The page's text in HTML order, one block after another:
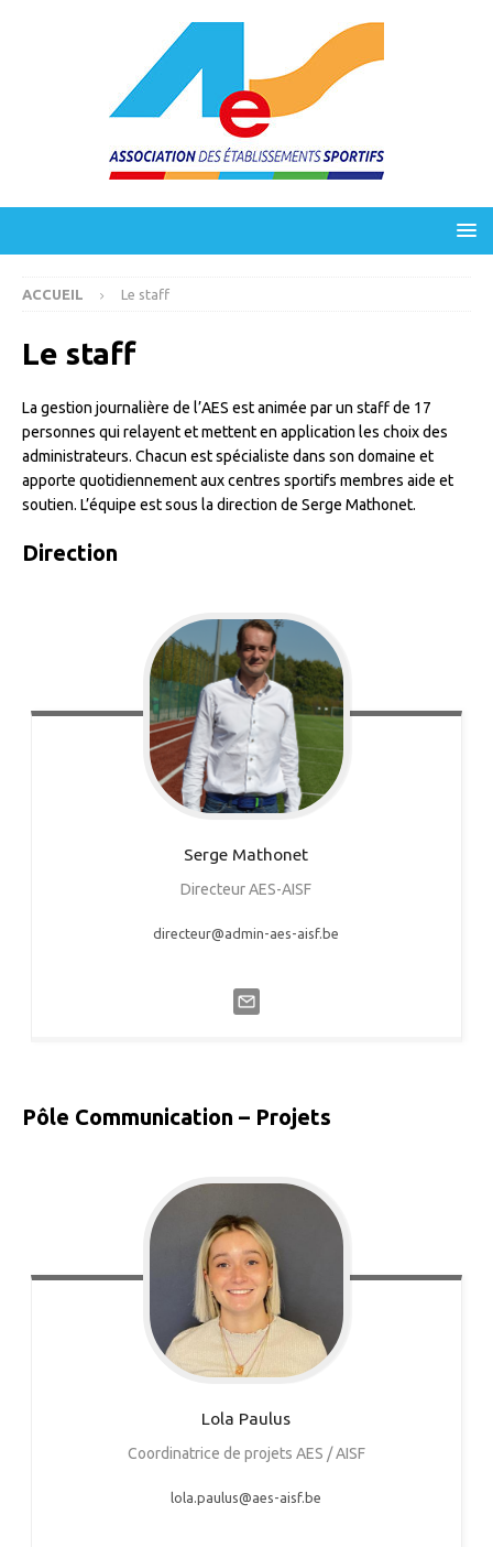
ACCUEIL Le staff
Le staff
La gestion journalière de l’AES est animée par un staff de 17
personnes qui relayent et mettent en application les choix des
administrateurs. Chacun est spécialiste dans son domaine et
apporte quotidiennement aux centres sportifs membres aide et
soutien. L’équipe est sous la direction de Serge Mathonet.
Direction
Serge Mathonet
Directeur AES-AISF
directeur@admin-aes-aisf.be
Pôle Communication – Projets
Lola Paulus
Coordinatrice de projets AES / AISF
lola.paulus@aes-aisf.be